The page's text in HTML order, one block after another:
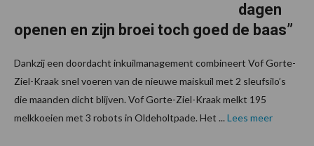
dagen
openen en zijn broei toch goed de baas”
Dankzij een doordacht inkuilmanagement combineert Vof Gorte-
Ziel-Kraak snel voeren van de nieuwe maiskuil met 2 sleufsilo’s
die maanden dicht blijven. Vof Gorte-Ziel-Kraak melkt 195
melkkoeien met 3 robots in Oldeholtpade. Het ... Lees meer